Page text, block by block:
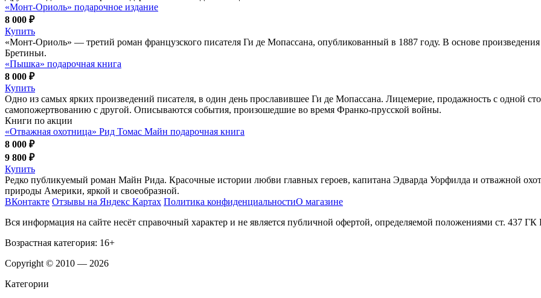
«Монт-Ориоль» подарочное издание
8 000 ₽
Купить
«Монт-Ориоль» — третий роман французского писателя Ги де Мопассана, опубликованный в 1887 году. В основе
Бретиньи.
«Пышка» подарочная книга
8 000 ₽
Купить
Одно из самых ярких произведений писателя, в один день прославившее Ги де Мопассана. Лицемерие, продажность с одной
самопожертвованию с другой. Описываются события, произошедшие во время Франко-прусской войны.
Книги по акции
«Отважная охотница» Рид Томас Майн подарочная книга
8 000 ₽
9 800 ₽
Купить
Редко публикуемый роман Майн Рида. Красочные истории любви главных героев, капитана Эдварда Уорфилда и отважной
природы Америки, яркой и своеобразной.
ВКонтакте Отзывы на Яндекс Картах Политика конфиденциальностиО магазине
Вся информация на сайте несёт справочный характер и не является публичной офертой, определяемой положениями ст. 437
Возрастная категория: 16+
Copyright © 2010 — 2026
Категории